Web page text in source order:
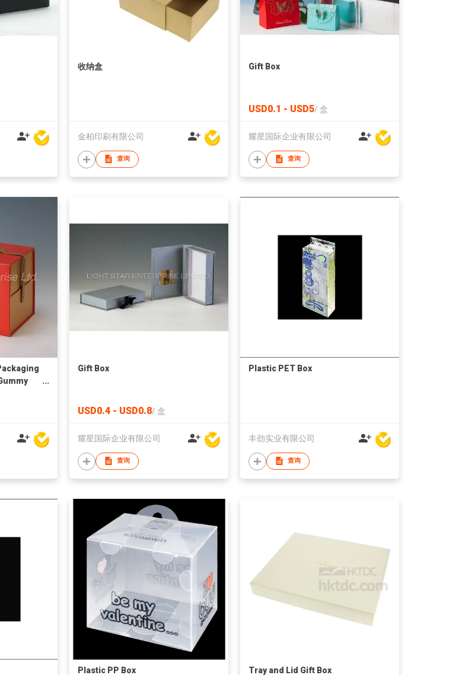
收纳盒
金柏印刷有限公司
查询
Gift Box
USD0.1 - USD5/ 盒
耀星国际企业有限公司
查询
Gift Box
USD0.4 - USD0.8/ 盒
耀星国际企业有限公司
查询
Plastic PET Box
丰劲实业有限公司
查询
Plastic PP Box Tray and Lid Gift Box